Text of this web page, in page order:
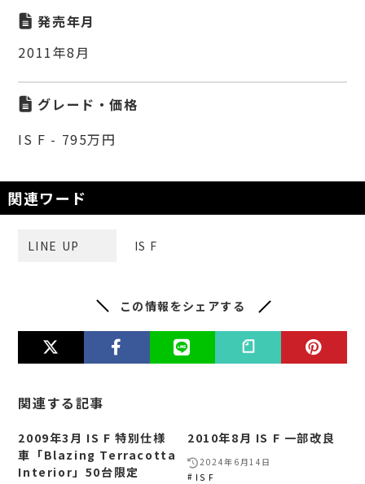
発売年月
2011年8月
グレード・価格
IS F - 795万円
関連ワード
LINE UP IS F
この情報をシェアする
関連する記事
2009年3月 IS F 特別仕様
車「Blazing Terracotta
Interior」50台限定
2010年8月 IS F 一部改良
2024年6月14日
IS F